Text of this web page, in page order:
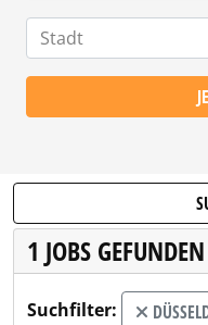
1 JOBS GEFUNDEN
Suchfilter: